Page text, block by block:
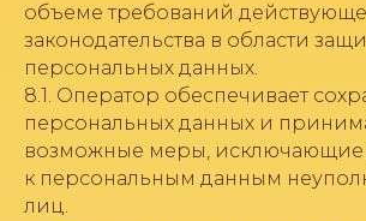
объеме требований
законодательства в области
персональных данных.
8.1. Оператор обеспечивает
персональных данных и
возможные меры, исключающие
к персональным данным
лиц.